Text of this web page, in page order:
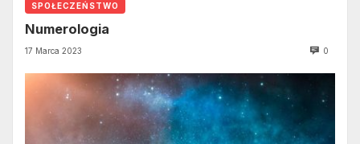
SPOŁECZEŃSTWO
Numerologia
17 Marca 2023 0